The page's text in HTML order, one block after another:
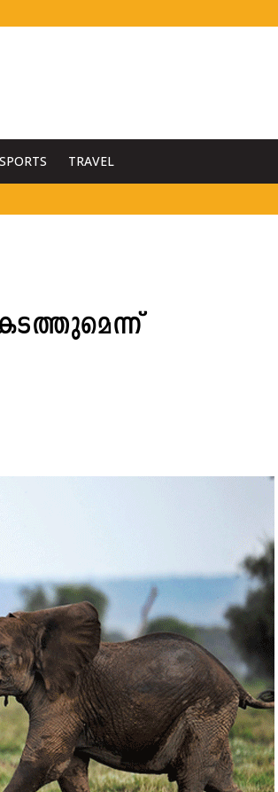
SPORTS TRAVEL